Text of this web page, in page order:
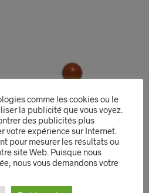
comme les cookies ou le
la publicité que vous voyez.
des publicités plus
votre expérience sur Internet.
pour mesurer les résultats ou
site Web. Puisque nous
nous vous demandons votre